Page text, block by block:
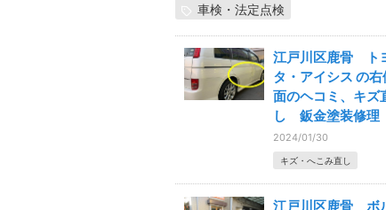
車検・法定点検
江戸川区鹿骨 ト
タ・アイシス の右
面のヘコミ、キズ
し 鈑金塗装修理
2024/01/30
キズ・へこみ直し
江戸川区鹿骨 ボ